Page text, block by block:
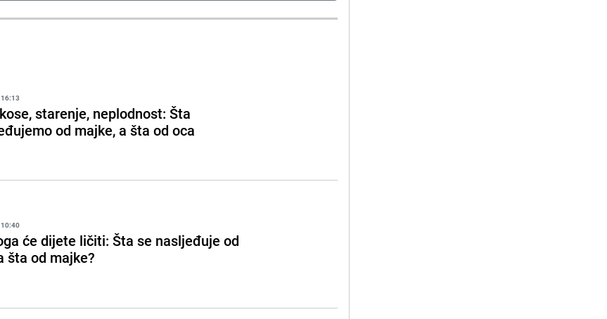
starenje, neplodnost: Šta
od majke, a šta od oca
će dijete ličiti: Šta se nasljeđuje od
šta od majke?